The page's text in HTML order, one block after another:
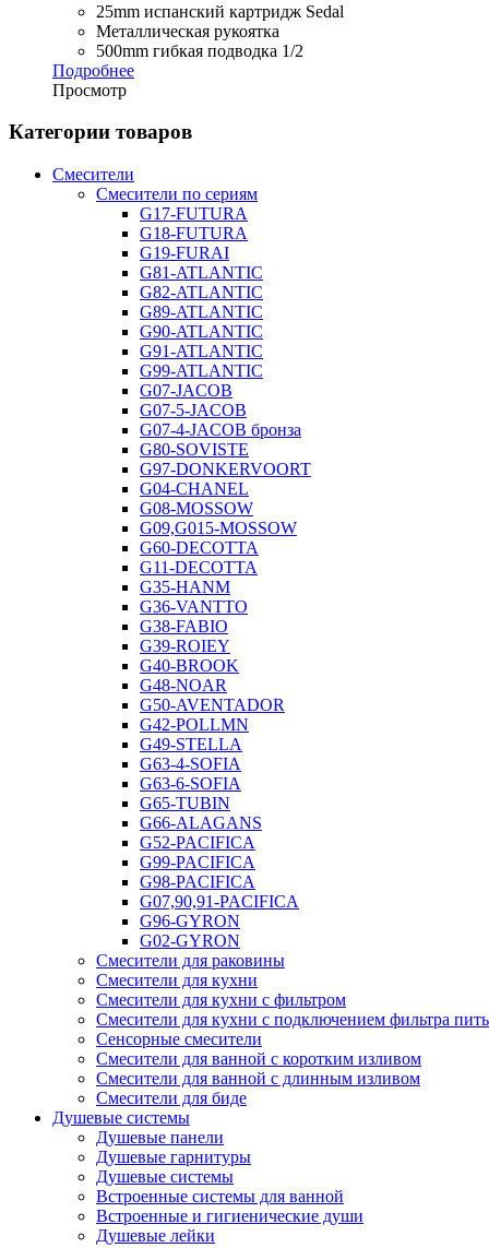
25mm испанский картридж Sedal
Металлическая рукоятка
500mm гибкая подводка 1/2
Подробнее
Просмотр
Категории товаров
Смесители
Смесители по сериям
G17-FUTURA
G18-FUTURA
G19-FURAI
G81-ATLANTIC
G82-ATLANTIC
G89-ATLANTIC
G90-ATLANTIC
G91-ATLANTIC
G99-ATLANTIC
G07-JACOB
G07-5-JACOB
G07-4-JACOB бронза
G80-SOVISTE
G97-DONKERVOORT
G04-CHANEL
G08-MOSSOW
G09,G015-MOSSOW
G60-DECOTTA
G11-DECOTTA
G35-HANM
G36-VANTTO
G38-FABIO
G39-ROIEY
G40-BROOK
G48-NOAR
G50-AVENTADOR
G42-POLLMN
G49-STELLA
G63-4-SOFIA
G63-6-SOFIA
G65-TUBIN
G66-ALAGANS
G52-PACIFICA
G99-PACIFICA
G98-PACIFICA
G07,90,91-PACIFICA
G96-GYRON
G02-GYRON
Смесители для раковины
Смесители для кухни
Смесители для кухни с фильтром
Смесители для кухни с подключением фильтра
Сенсорные смесители
Смесители для ванной с коротким изливом
Смесители для ванной с длинным изливом
Смесители для биде
Душевые системы
Душевые панели
Душевые гарнитуры
Душевые системы
Встроенные системы для ванной
Встроенные и гигиенические души
Душевые лейки